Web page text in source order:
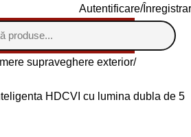
Autentificare/
supraveghere exterior
HDCVI cu lumina dubla de 5